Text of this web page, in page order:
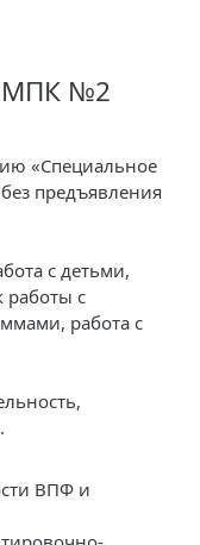
№2
«Специальное
предъявления
с детьми,
работы с
работа с
ВПФ и